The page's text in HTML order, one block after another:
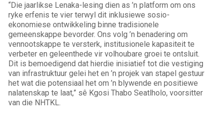
“Die jaarlikse Lenaka-lesing dien as ’n platform om ons
ryke erfenis te vier terwyl dit inklusiewe sosio-
ekonomiese ontwikkeling binne tradisionele
gemeenskappe bevorder. Ons volg ’n benadering om
vennootskappe te versterk, institusionele kapasiteit te
verbeter en geleenthede vir volhoubare groei te ontsluit.
Dit is bemoedigend dat hierdie inisiatief tot die vestiging
van infrastruktuur gelei het en ’n projek van stapel gestuur
het wat die potensiaal het om ’n blywende en positiewe
nalatenskap te laat,” sê Kgosi Thabo Seatlholo, voorsitter
van die NHTKL.